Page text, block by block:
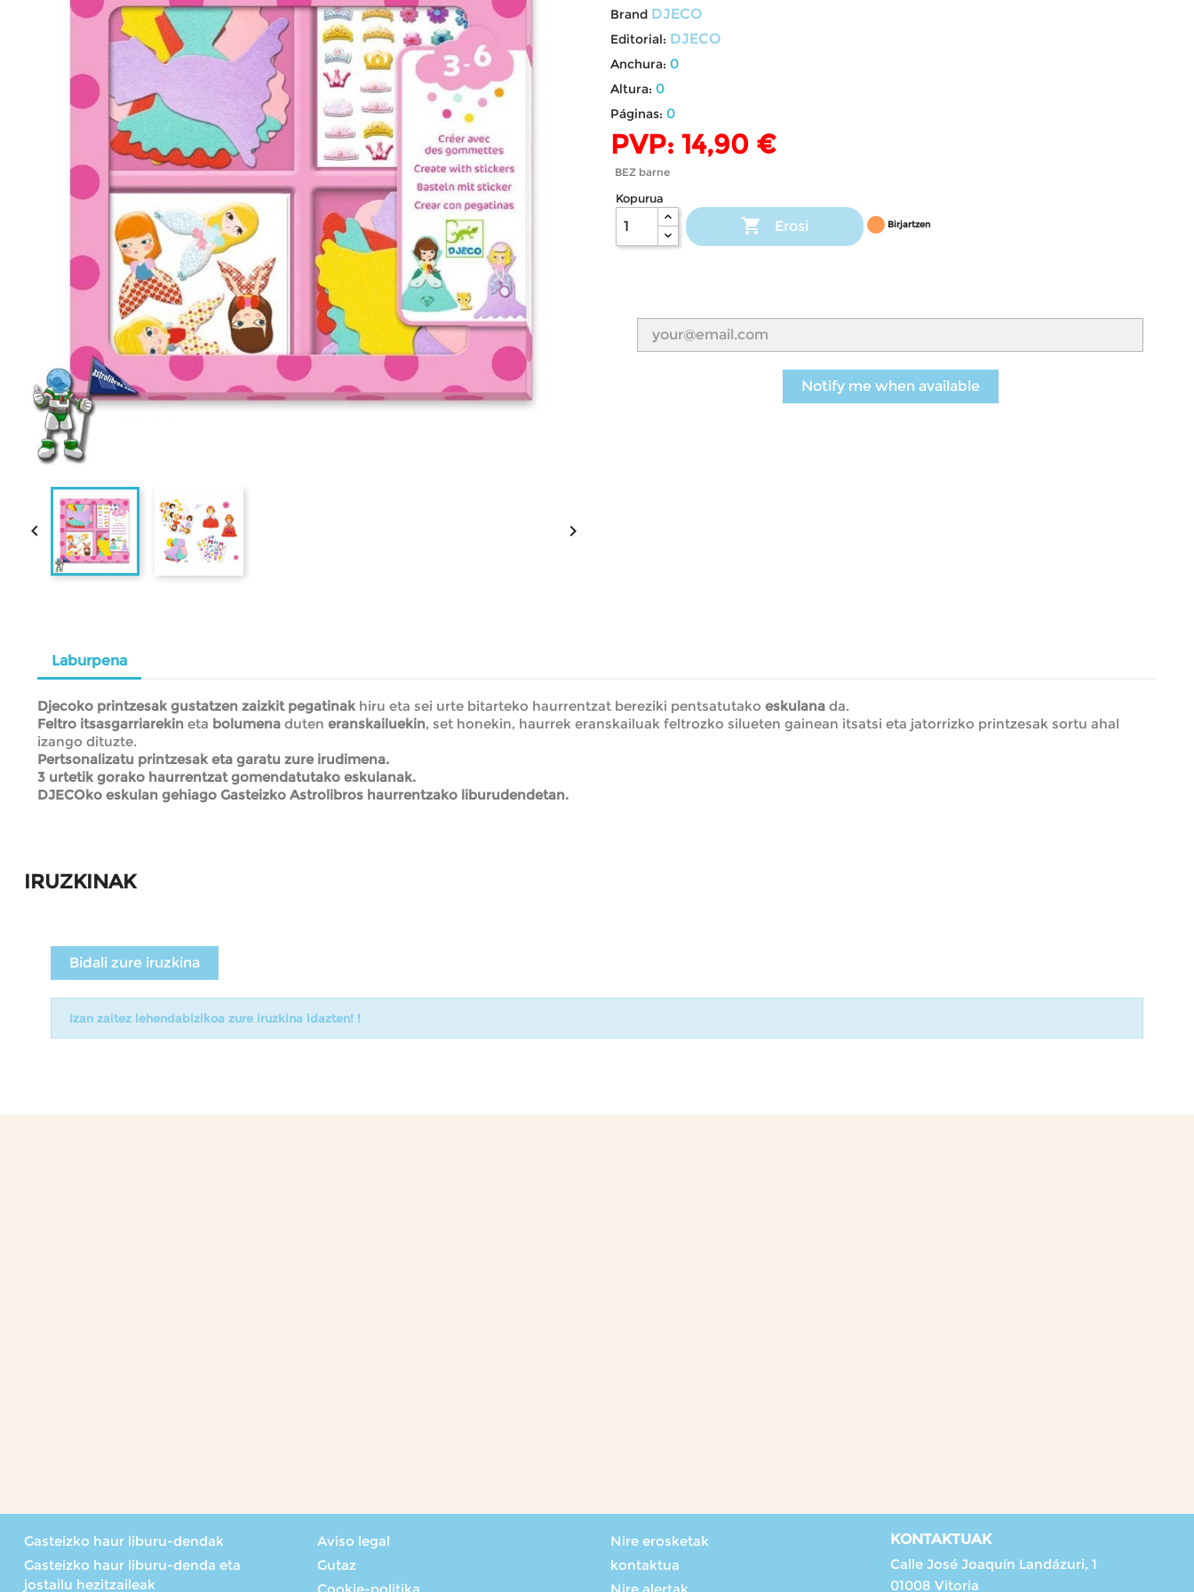
 
Brand DJECO
Editorial: DJECO
Anchura: 0
Altura: 0
Páginas: 0
PVP: 14,90 €
BEZ barne
Kopurua
 Erosi Birjartzen
Notify me when available
Laburpena
Djecoko printzesak gustatzen zaizkit pegatinak hiru eta sei urte bitarteko haurrentzat bereziki pentsatutako eskulana da.
Feltro itsasgarriarekin eta bolumena duten eranskailuekin, set honekin, haurrek eranskailuak feltrozko silueten gainean itsatsi eta jatorrizko printzesak sortu ahal
izango dituzte.
Pertsonalizatu printzesak eta garatu zure irudimena.
3 urtetik gorako haurrentzat gomendatutako eskulanak.
DJECOko eskulan gehiago Gasteizko Astrolibros haurrentzako liburudendetan.
IRUZKINAK
Bidali zure iruzkina
Izan zaitez lehendabizikoa zure iruzkina idazten! !
Gasteizko haur liburu-dendak
Gasteizko haur liburu-denda eta
jostailu hezitzaileak
Aviso legal
Gutaz
Cookie-politika
Nire erosketak
kontaktua
Nire alertak
KONTAKTUAK
Calle José Joaquín Landázuri, 1
01008 Vitoria